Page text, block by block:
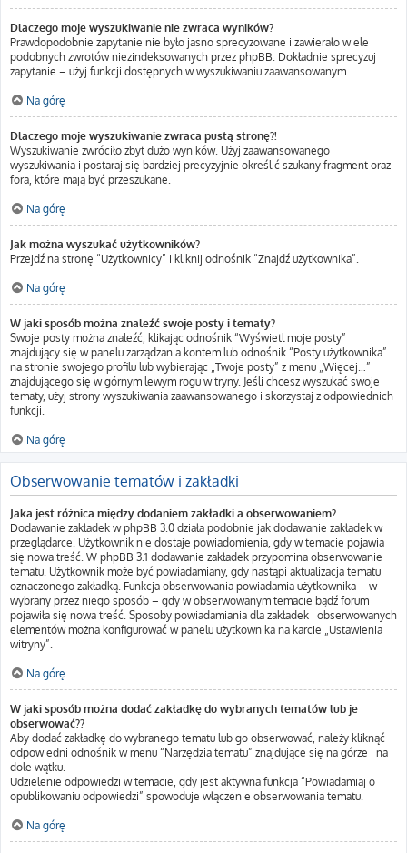
Dlaczego moje wyszukiwanie nie zwraca wyników?
Prawdopodobnie zapytanie nie było jasno sprecyzowane i zawierało wiele
podobnych zwrotów niezindeksowanych przez phpBB. Dokładnie sprecyzuj
zapytanie – użyj funkcji dostępnych w wyszukiwaniu zaawansowanym.
Na górę
Dlaczego moje wyszukiwanie zwraca pustą stronę?!
Wyszukiwanie zwróciło zbyt dużo wyników. Użyj zaawansowanego
wyszukiwania i postaraj się bardziej precyzyjnie określić szukany fragment oraz
fora, które mają być przeszukane.
Na górę
Jak można wyszukać użytkowników?
Przejdź na stronę “Użytkownicy” i kliknij odnośnik “Znajdź użytkownika”.
Na górę
W jaki sposób można znaleźć swoje posty i tematy?
Swoje posty można znaleźć, klikając odnośnik “Wyświetl moje posty”
znajdujący się w panelu zarządzania kontem lub odnośnik “Posty użytkownika”
na stronie swojego profilu lub wybierając „Twoje posty” z menu „Więcej…”
znajdującego się w górnym lewym rogu witryny. Jeśli chcesz wyszukać swoje
tematy, użyj strony wyszukiwania zaawansowanego i skorzystaj z odpowiednich
funkcji.
Na górę
Obserwowanie tematów i zakładki
Jaka jest różnica między dodaniem zakładki a obserwowaniem?
Dodawanie zakładek w phpBB 3.0 działa podobnie jak dodawanie zakładek w
przeglądarce. Użytkownik nie dostaje powiadomienia, gdy w temacie pojawia
się nowa treść. W phpBB 3.1 dodawanie zakładek przypomina obserwowanie
tematu. Użytkownik może być powiadamiany, gdy nastąpi aktualizacja tematu
oznaczonego zakładką. Funkcja obserwowania powiadamia użytkownika – w
wybrany przez niego sposób – gdy w obserwowanym temacie bądź forum
pojawiła się nowa treść. Sposoby powiadamiania dla zakładek i obserwowanych
elementów można konfigurować w panelu użytkownika na karcie „Ustawienia
witryny”.
Na górę
W jaki sposób można dodać zakładkę do wybranych tematów lub je
obserwować??
Aby dodać zakładkę do wybranego tematu lub go obserwować, należy kliknąć
odpowiedni odnośnik w menu “Narzędzia tematu” znajdujące się na górze i na
dole wątku.
Udzielenie odpowiedzi w temacie, gdy jest aktywna funkcja “Powiadamiaj o
opublikowaniu odpowiedzi” spowoduje włączenie obserwowania tematu.
Na górę